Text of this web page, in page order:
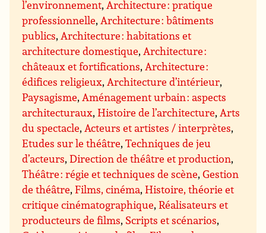
l’environnement,Architecture : pratique
professionnelle,Architecture : bâtiments
publics,Architecture : habitations et
architecture domestique,Architecture :
châteaux et fortifications,Architecture :
édifices religieux,Architecture d’intérieur,
Paysagisme,Aménagement urbain : aspects
architecturaux,Histoire de l’architecture,Arts
du spectacle,Acteurs et artistes / interprètes,
Etudes sur le théâtre,Techniques de jeu
d’acteurs,Direction de théâtre et production,
Théâtre : régie et techniques de scène,Gestion
de théâtre,Films, cinéma,Histoire, théorie et
critique cinématographique,Réalisateurs et
producteurs de films, Scripts et scénarios,